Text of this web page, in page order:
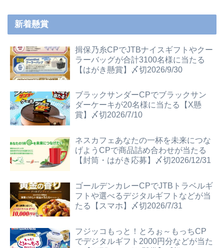
新着懸賞
揖保乃糸CPでJTBナイスギフトやクー
ラーバッグが合計3100名様に当たる
【はがき懸賞】〆切2026/9/30
ブラックサンダーCPでブラックサン
ダーケーキが20名様に当たる【X懸
賞】〆切2026/7/10
ネスカフェあなたの一杯を未来につな
げようCPで商品詰め合わせが当たる
【封筒・はがき応募】〆切2026/12/31
ゴールデンカレーCPでJTBトラベルギ
フトや選べるデジタルギフトなどが当
たる【スマホ】〆切2026/7/31
フジッコもっと！とろぉ～もっちCP
でデジタルギフト2000円分などが当た